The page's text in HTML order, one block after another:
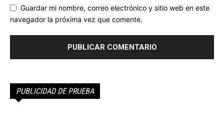
Guardar mi nombre, correo electrónico y sitio web en este
navegador la próxima vez que comente.
PUBLICIDAD DE PRUEBA